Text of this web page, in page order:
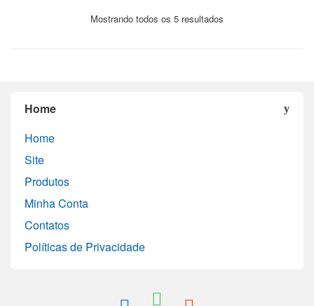
Mostrando todos os 5 resultados
Home
Home
Site
Produtos
Minha Conta
Contatos
Políticas de Privacidade